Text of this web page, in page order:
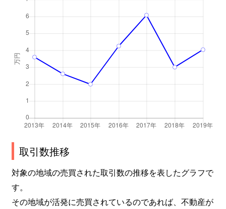
取引数推移
対象の地域の売買された取引数の推移を表したグラフで
す。
その地域が活発に売買されているのであれば、不動産が